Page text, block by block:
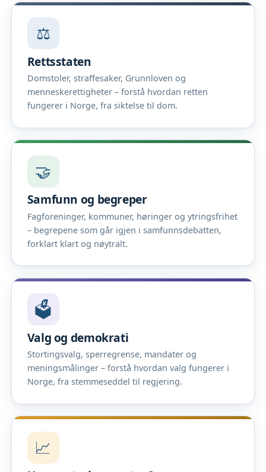
⚖️
Rettsstaten
Domstoler, straffesaker, Grunnloven og
menneskerettigheter – forstå hvordan retten
fungerer i Norge, fra siktelse til dom.
🤝
Samfunn og begreper
Fagforeninger, kommuner, høringer og ytringsfrihet
– begrepene som går igjen i samfunnsdebatten,
forklart klart og nøytralt.
🗳️
Valg og demokrati
Stortingsvalg, sperregrense, mandater og
meningsmålinger – forstå hvordan valg fungerer i
Norge, fra stemmeseddel til regjering.
📈